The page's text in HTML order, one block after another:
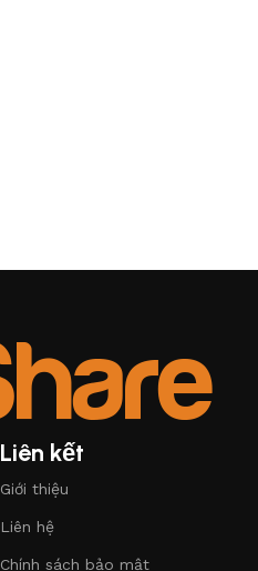
Liên kết
Giới thiệu
Liên hệ
Chính sách bảo mật